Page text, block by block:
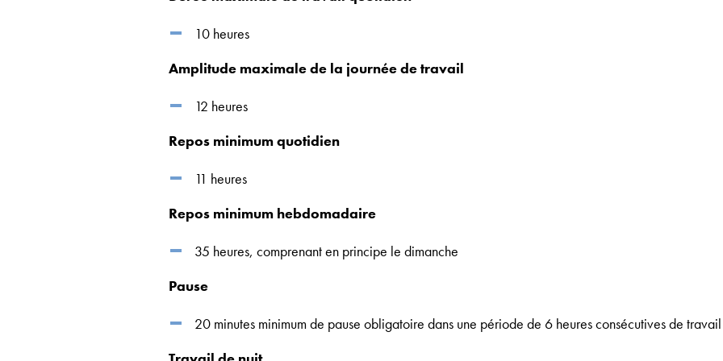
10 heures
Amplitude maximale de la journée de travail
12 heures
Repos minimum quotidien
11 heures
Repos minimum hebdomadaire
35 heures, comprenant en principe le dimanche
Pause
20 minutes minimum de pause obligatoire dans une période de 6 heures consécutives de